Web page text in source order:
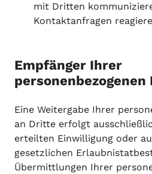
mit Dritten
Kontaktanfragen
Empfänger Ihrer
personenbezogenen
Eine Weitergabe Ihrer
an Dritte erfolgt
erteilten Einwilligung oder
gesetzlichen
Übermittlungen Ihrer